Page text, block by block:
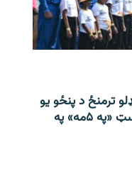
ترمنځ د پنځو یو
ورځنیو سیالیو لړۍ نن چهارشنبه د اګسټ «په ۵مه» په